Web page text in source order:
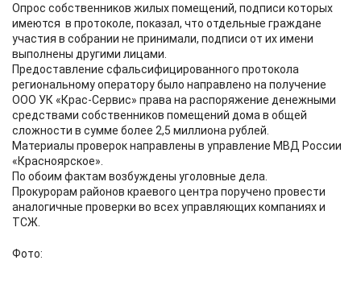
Опрос собственников жилых помещений, подписи которых
имеются в протоколе, показал, что отдельные граждане
участия в собрании не принимали, подписи от их имени
выполнены другими лицами.
Предоставление сфальсифицированного протокола
региональному оператору было направлено на получение
ООО УК «Крас-Сервис» права на распоряжение денежными
средствами собственников помещений дома в общей
сложности в сумме более 2,5 миллиона рублей.
Материалы проверок направлены в управление МВД России
«Красноярское».
По обоим фактам возбуждены уголовные дела.
Прокурорам районов краевого центра поручено провести
аналогичные проверки во всех управляющих компаниях и
ТСЖ.
Фото: